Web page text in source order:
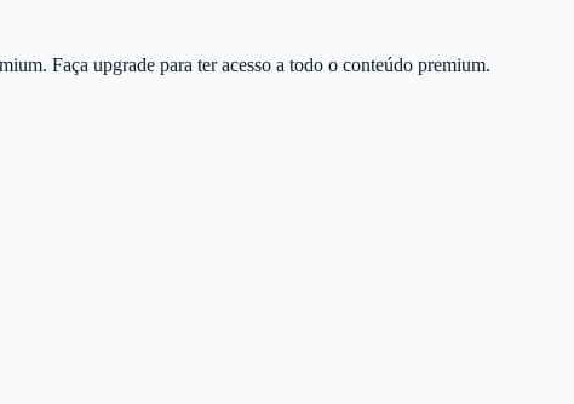
Faça upgrade para ter acesso a todo o conteúdo premium.